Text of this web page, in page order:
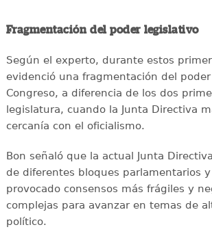
Fragmentación del poder legislativo
Según el experto, durante estos
evidenció una fragmentación del
Congreso, a diferencia de los dos
legislatura, cuando la Junta Directiva
cercanía con el oficialismo.
Bon señaló que la actual Junta
de diferentes bloques parlamentarios
provocado consensos más frágiles y
complejas para avanzar en temas de
político.